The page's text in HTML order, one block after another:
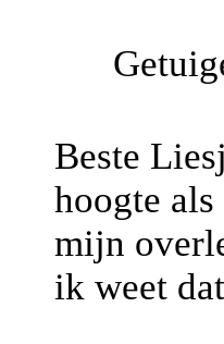
Beste
hoogte
mijn
ik weet